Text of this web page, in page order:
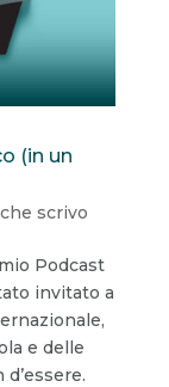
(in un
scrivo
Podcast
invitato a
e delle